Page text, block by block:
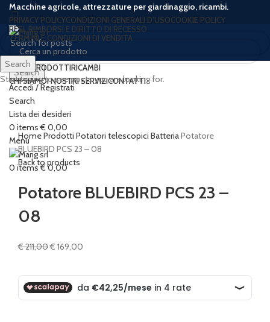
Macchine agricole, attrezzature per giardinaggio, ricambi.
PRIVACY POLICYCONDIZIONI GENERALI D’USOCOOKIE POLICY
RESI, RIMBORSI E DIRITTO DI RECESSO
TERMINI E CONDIZIONI DI VENDITA
Search
Accedi / Registrati
Search
Lista dei desideri
0 items € 0,00
Menu
0 items€0,00
HOME PRODOTTIRICAMBI
CHI SIAMOI NOSTRI SERVIZICONTATTI
-20%
HomeProdotti Potatori telescopici BatteriaPotatore
BLUEBIRD PCS 23 – 08
Back to products
Potatore BLUEBIRD PCS 23 –
08
€211,00Il
era:
€ 211,00.
€ 169,00
è:
€ 169,00.
Search
Start typing to see posts you are looking for.